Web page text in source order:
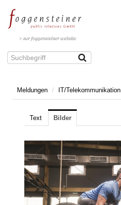
Meldungen
Kultur und Literatur
Energie
Gesundheit
Facility Management
Architektur
Immobilien
Unterhaltung und Veranstaltungen
Meldungen / IT/Telekommunikation
Text Bilder